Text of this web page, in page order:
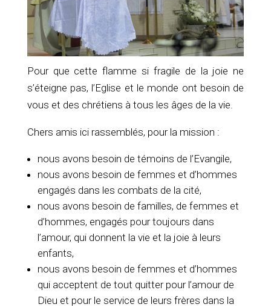
Pour que cette flamme si fragile de la joie ne
s’éteigne pas, l’Eglise et le monde ont besoin de
vous et des chrétiens à tous les âges de la vie.
Chers amis ici rassemblés, pour la mission :
nous avons besoin de témoins de l’Evangile,
nous avons besoin de femmes et d’hommes
engagés dans les combats de la cité,
nous avons besoin de familles, de femmes et
d’hommes, engagés pour toujours dans
l’amour, qui donnent la vie et la joie à leurs
enfants,
nous avons besoin de femmes et d’hommes
qui acceptent de tout quitter pour l’amour de
Dieu et pour le service de leurs frères dans la